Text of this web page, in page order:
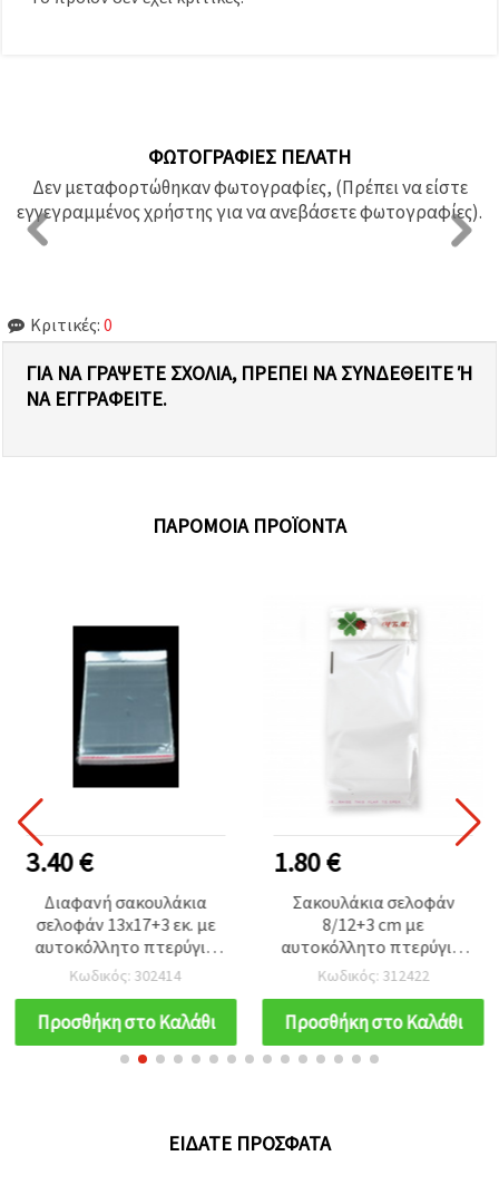
ΦΩΤΟΓΡΑΦΊΕΣ ΠΕΛΆΤΗ
Δεν μεταφορτώθηκαν φωτογραφίες, (Πρέπει να είστε
εγγεγραμμένος χρήστης για να ανεβάσετε φωτογραφίες).
Κριτικές: 0
ΓΙΑ ΝΑ ΓΡΆΨΕΤΕ ΣΧΌΛΙΑ, ΠΡΈΠΕΙ ΝΑ ΣΥΝΔΕΘΕΊΤΕ Ή Ν
Α ΕΓΓΡΑΦΕΊΤΕ.
ΠΑΡΌΜΟΙΑ ΠΡΟΪΌΝΤΑ
3.40 €
Διαφανή σακουλάκια
σελοφάν 13x17+3 εκ. με
αυτοκόλλητο πτερύγιο
και τρύπα ανάρτησης,
πάχος 30 μm -
συσκευασία 200 τεμ.
Κωδικός: 302414
Προσθήκη στο Καλάθι
1.80 €
Σακουλάκια σελοφάν
8/12+3 cm με
αυτοκόλλητο πτερύγιο,
σχέδιο τριφύλλι &
πασχαλίτσα,
ασπρόμαυρα, πακέτο 100
τεμ.
Κωδικός: 312422
Προσθήκη στο Καλάθι
ΕΊΔΑΤΕ ΠΡΌΣΦΑΤΑ